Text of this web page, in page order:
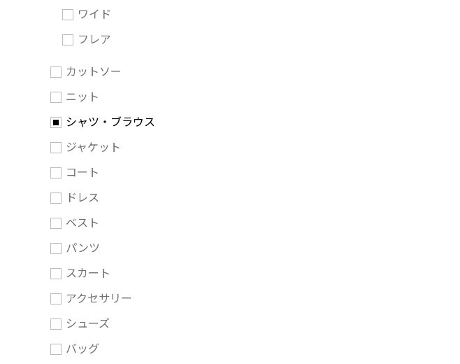
ワイド
フレア
カットソー
ニット
シャツ・ブラウス
ジャケット
コート
ドレス
ベスト
パンツ
スカート
アクセサリー
シューズ
バッグ